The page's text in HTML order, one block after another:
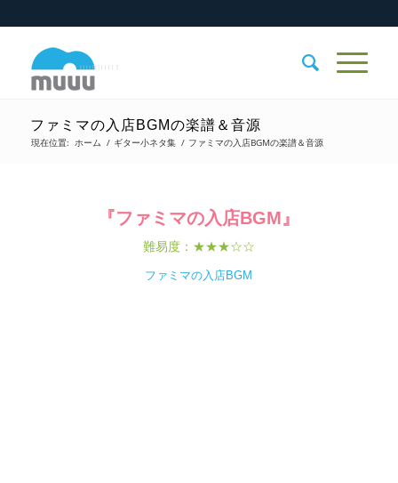
ファミマの入店BGMの楽譜＆音源
現在位置: ホーム / ギター小ネタ集 / ファミマの入店BGMの楽譜＆音源
『ファミマの入店BGM』
難易度：★★★☆☆
ファミマの入店BGM